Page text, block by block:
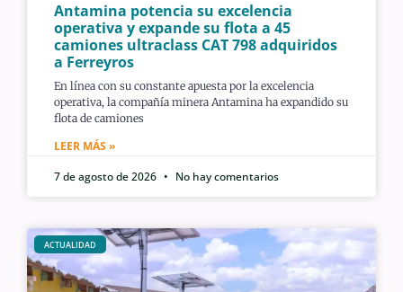
Antamina potencia su excelencia
operativa y expande su flota a 45
camiones ultraclass CAT 798 adquiridos
a Ferreyros
En línea con su constante apuesta por la excelencia
operativa, la compañía minera Antamina ha expandido su
flota de camiones
LEER MÁS »
7 de agosto de 2026
No hay comentarios
ACTUALIDAD